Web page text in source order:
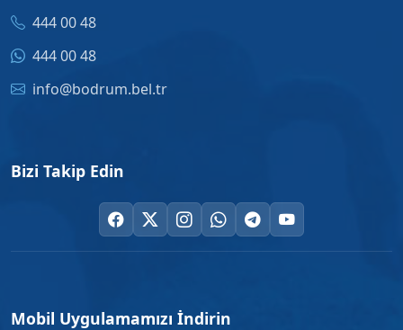
444 00 48
444 00 48
info@bodrum.bel.tr
Bizi Takip Edin
Mobil Uygulamamızı İndirin